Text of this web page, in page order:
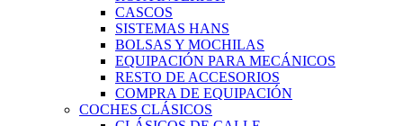
CASCOS
SISTEMAS HANS
BOLSAS Y MOCHILAS
EQUIPACIÓN PARA MECÁNICOS
RESTO DE ACCESORIOS
COMPRA DE EQUIPACIÓN
COCHES CLÁSICOS